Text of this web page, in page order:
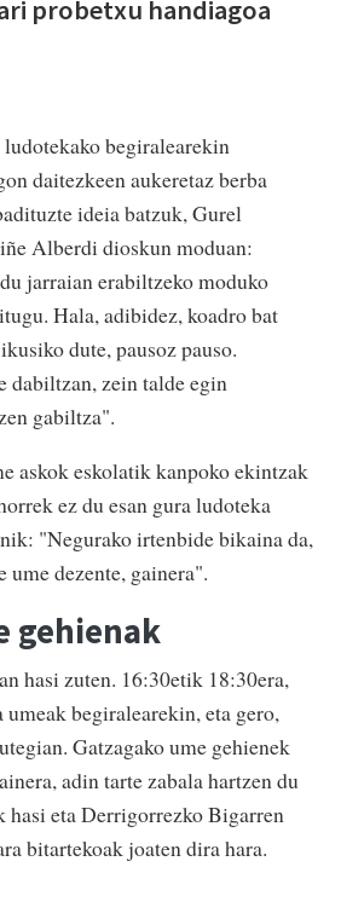
probetxu handiagoa
begiralearekin
daitezkeen aukeretaz berba
ideia batzuk, Gurel
Alberdi dioskun moduan:
jarraian erabiltzeko moduko
Hala, adibidez, koadro bat
dute, pausoz pauso.
dabiltzan, zein talde egin
gabiltza".
askok eskolatik kanpoko ekintzak
ez du esan gura ludoteka
"Negurako irtenbide bikaina da,
ume dezente, gainera".
gehienak
hasi zuten. 16:30etik 18:30era,
begiralearekin, eta gero,
Gatzagako ume gehienek
adin tarte zabala hartzen du
eta Derrigorrezko Bigarren
bitartekoak joaten dira hara.